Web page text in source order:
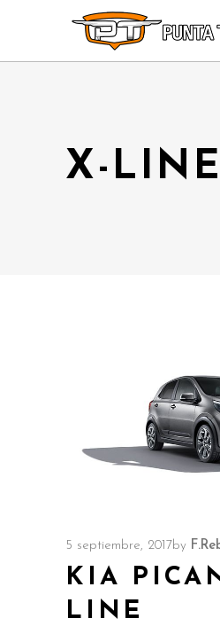
X-
5 septiembre, 2017by
KIA
LINE